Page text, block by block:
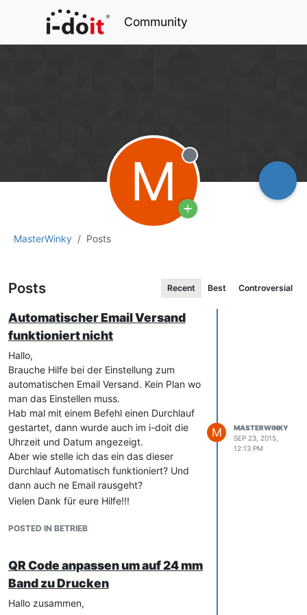
Community
MasterWinky Posts
M Offline
Posts Recent Best Controversial
Automatischer Email Versand
funktioniert nicht
Hallo,
Brauche Hilfe bei der Einstellung zum
automatischen Email Versand. Kein Plan wo
man das Einstellen muss.
Hab mal mit einem Befehl einen Durchlauf
gestartet, dann wurde auch im i-doit die
Uhrzeit und Datum angezeigt.
Aber wie stelle ich das ein das dieser
Durchlauf Automatisch funktioniert? Und
dann auch ne Email rausgeht?
Vielen Dank für eure Hilfe!!!
POSTED IN BETRIEB
M
MASTERWINKY
SEP 23, 2015,
12:13 PM
QR Code anpassen um auf 24 mm
Band zu Drucken
Hallo zusammen,